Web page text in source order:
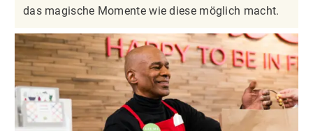
das magische Momente wie diese möglich macht.